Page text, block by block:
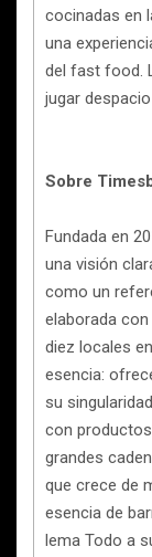
cocinadas en
una
del fast food.
jugar
Sobre
Fundada en
una visión
como un
elaborada
diez locales
esencia:
su
con
grandes
que crece de
esencia de
lema Todo a